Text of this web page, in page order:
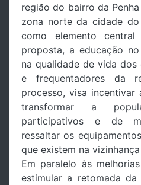
região do bairro da
zona norte da cidade
como elemento
proposta, a educação
na qualidade de vida dos
e frequentadores da
processo, visa
transformar a
participativos e de
ressaltar os
que existem na
Em paralelo às
estimular a retomada